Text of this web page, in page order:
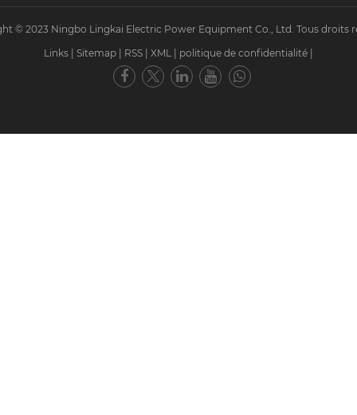
© 2023 Ningbo Lingkai Electric Power Equipment Co., Ltd. Tous droits
Links
Sitemap RSS XML politique de confidentialité